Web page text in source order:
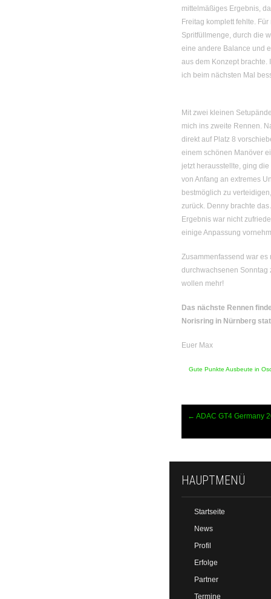
mittelmäßiges Ergebnis,
Freitag komplett fehlte.
Spritfüllmenge, durch die
eine andere Balance und
aus dem Konzept brachte.
ich beim nächsten Mal
Mit zwei kleinen
mich ins zweite Rennen.
direkt auf Platz 8
einem schönen Manöver
jetzt herausstellte, ging
von Anfang an extremes
bestmöglich zu
zurück. Denny brachte
Ergebnis war nicht
einige Anpassung
Zusammenfassend war
durchwachsenen Sonntag
wollen mehr!
Das nächste Rennen
Norisring in Nürnberg
Euer Max
Gute Punkte Ausbeute in
Beitragsnavigation
← ADAC GT4 Germany
HAUPTMENÜ
Startseite
News
Profil
Erfolge
Partner
Termine